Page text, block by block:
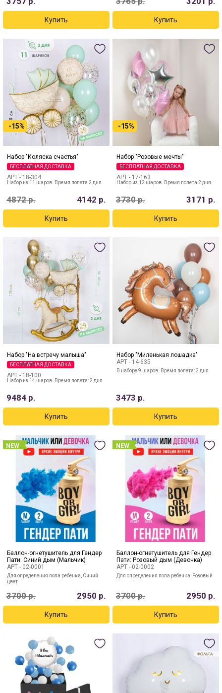
-15%
Набор "Коляска счастья"
БЕСПЛАТНАЯ ДОСТАВКА
АРТ - 18-304
Набор из 11 шаров. Время полета 2 дня
4872р. 4142 р.
-15%
Набор "Розовые мечты"
БЕСПЛАТНАЯ ДОСТАВКА
АРТ - 17-163
Набор из 12 шаров. Время полета 2 дня.
3730р. 3171 р.
Набор "На встречу малыша"
БЕСПЛАТНАЯ ДОСТАВКА
АРТ - 18-100
Набор из 14 шаров. Время полета: 2 дня
9484р.
Набор "Миленькая лошадка"
АРТ - 14-635
В наборе 9 шаров. Время полета: 2 дня
3473 р.
NEW
Баллон-огнетушитель для Гендер
Пати: Синий дым (Мальчик)
АРТ - 02-0001
Для определения пола ребенка, Синий
цвет
3700р. 2950 р.
NEW
Баллон-огнетушитель для Гендер
Пати: Розовый дым (Девочка)
АРТ - 02-0002
Для определения пола ребенка, Розовый
3700р. 2950 р.